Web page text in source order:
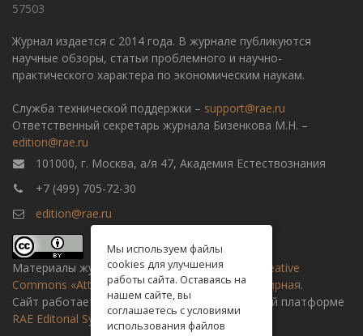
57503
Журнал издается с 2014 года. В журнале публикуются
научные обзоры, статьи проблемного и научно-
практического характера по экономическим наукам.
Служба технической поддержки – support@rae.ru
Ответственный секретарь журнала Бизенкова М.Н. –
edition@rae.ru
101000, г. Москва, а/я 47, Академия Естествознания
+7 (499) 705-72-30
edition@rae.ru
Материалы журнала доступны полицензии Creative
Commons «Attribution» («Атрибуция») 4.0 Всемирная.
Сайт работает на универсальной издательской платформе
RAE Editorial System
Мы используем файлы
cookies для улучшения
работы сайта. Оставаясь на
нашем сайте, вы
соглашаетесь с условиями
использования файлов